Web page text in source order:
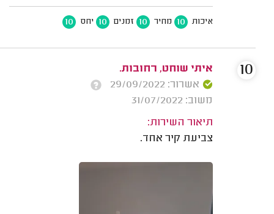
איכות 10 מחיר 10 זמנים 10 יחס 10
איתי שוחט, רחובות.
אשרור: 29/09/2022
משוב: 31/07/2022
תיאור השירות:
צביעת קיר אחד.
10